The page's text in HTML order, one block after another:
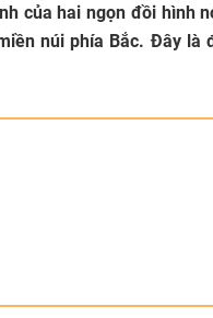
của hai ngọn đồi hình
núi phía Bắc. Đây là